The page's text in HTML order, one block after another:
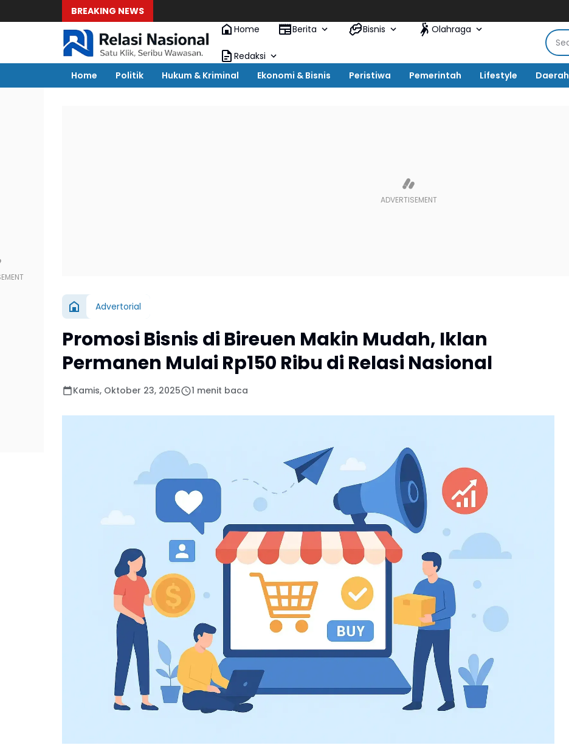
BREAKING NEWS
Home
Berita Bisnis Olahraga
Redaksi
Home
Politik Hukum & Kriminal Ekonomi & Bisnis Peristiwa Pemerintah Lifestyle Daerah
Advertorial
Promosi Bisnis di Bireuen Makin Mudah, Iklan
Permanen Mulai Rp150 Ribu di Relasi Nasional
Kamis, Oktober 23, 2025 1 menit baca